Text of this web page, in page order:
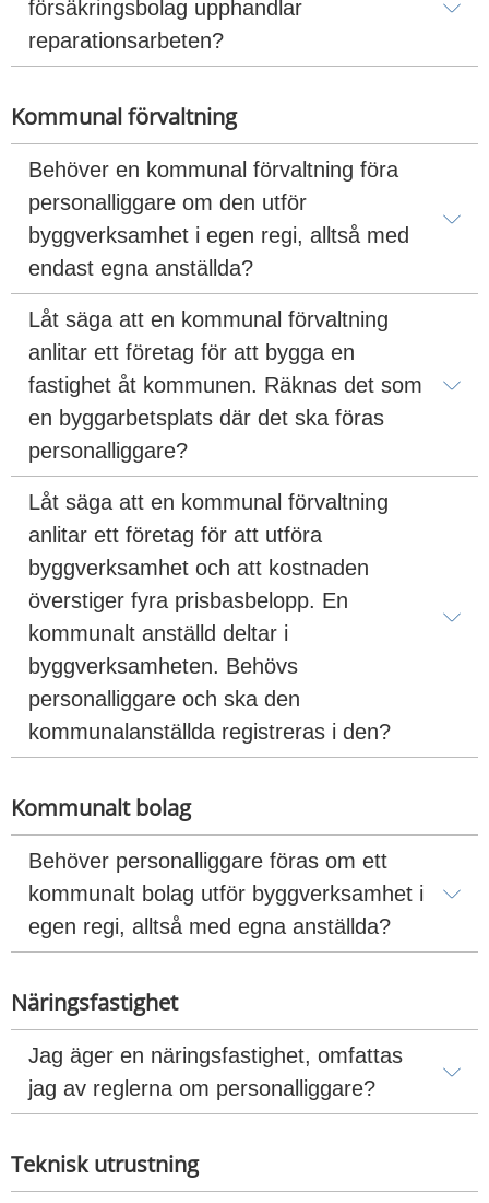
försäkringsbolag upphandlar
reparationsarbeten?
Kommunal förvaltning
Behöver en kommunal förvaltning föra
personalliggare om den utför
byggverksamhet i egen regi, alltså med
endast egna anställda?
Låt säga att en kommunal förvaltning
anlitar ett företag för att bygga en
fastighet åt kommunen. Räknas det som
en byggarbetsplats där det ska föras
personalliggare?
Låt säga att en kommunal förvaltning
anlitar ett företag för att utföra
byggverksamhet och att kostnaden
överstiger fyra prisbasbelopp. En
kommunalt anställd deltar i
byggverksamheten. Behövs
personalliggare och ska den
kommunalanställda registreras i den?
Kommunalt bolag
Behöver personalliggare föras om ett
kommunalt bolag utför byggverksamhet i
egen regi, alltså med egna anställda?
Näringsfastighet
Jag äger en näringsfastighet, omfattas
jag av reglerna om personalliggare?
Teknisk utrustning